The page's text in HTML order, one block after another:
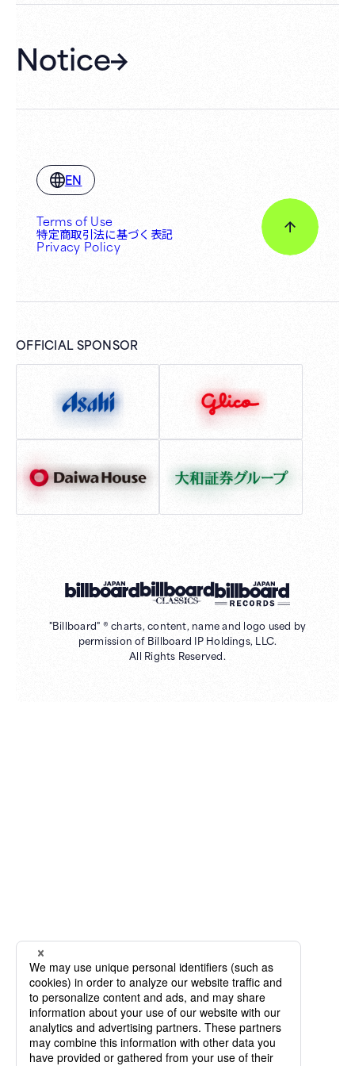
Notice
EN
Terms of Use
特定商取引法に基づく表記
Privacy Policy
OFFICIAL SPONSOR
"Billboard" ® charts, content, name and logo used by
permission of Billboard IP Holdings, LLC.
All Rights Reserved.